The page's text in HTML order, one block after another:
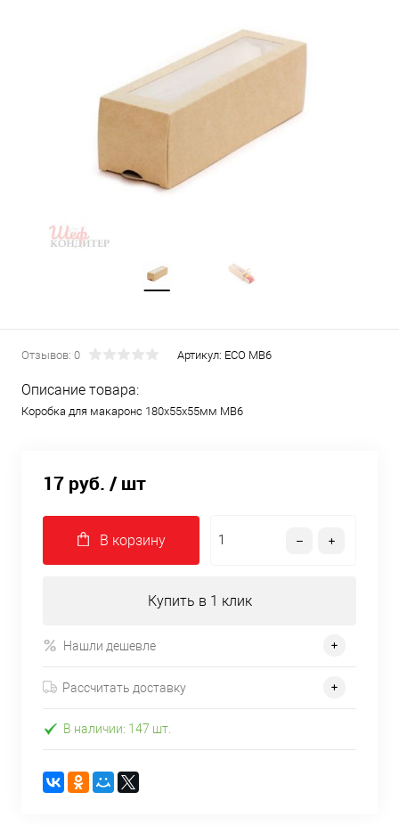
Отзывов: 0 Артикул: ECO MB6
Описание товара:
Коробка для макаронс 180х55х55мм MB6
17 руб. / шт
В корзину
Купить в 1 клик
Нашли дешевле
Рассчитать доставку
В наличии: 147 шт.